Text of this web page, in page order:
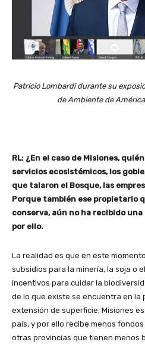
Patricio Lombardi durante su
de Ambiente de
RL: ¿En el caso de Misiones,
servicios ecosistémicos, los
que talaron el Bosque, las
Porque también ese propietario
conserva, aún no ha recibido
por ello.
La realidad es que en este
subsidios para la minería, la soja o
incentivos para cuidar la
de lo que existe se encuentra en la
extensión de superficie, Misiones
país, y por ello recibe menos
otras provincias que tienen menos